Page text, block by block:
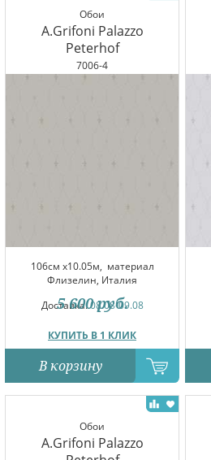
Обои
A.Grifoni Palazzo
Peterhof
7006-4
106см x10.05м, материал
Флизелин, Италия
Доставка:08.08-09.08
КУПИТЬ В 1 КЛИК
5 600 руб.
В корзину
Обои
A.Grifoni Palazzo